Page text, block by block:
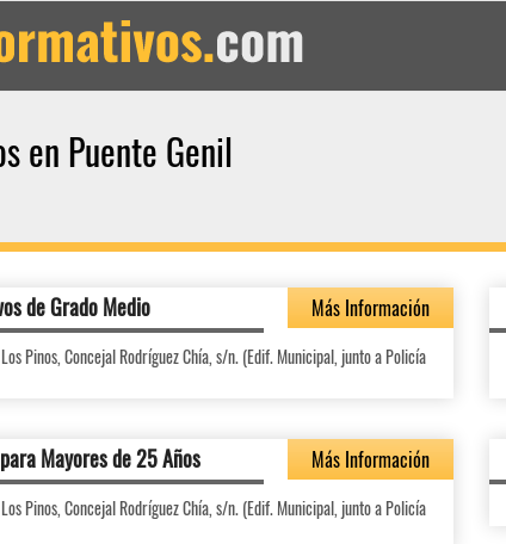
en Puente Genil
de Grado Medio Más Información
Pinos, Concejal Rodríguez Chía, s/n. (Edif. Municipal, junto a Policía
Mayores de 25 Años Más Información
Pinos, Concejal Rodríguez Chía, s/n. (Edif. Municipal, junto a Policía